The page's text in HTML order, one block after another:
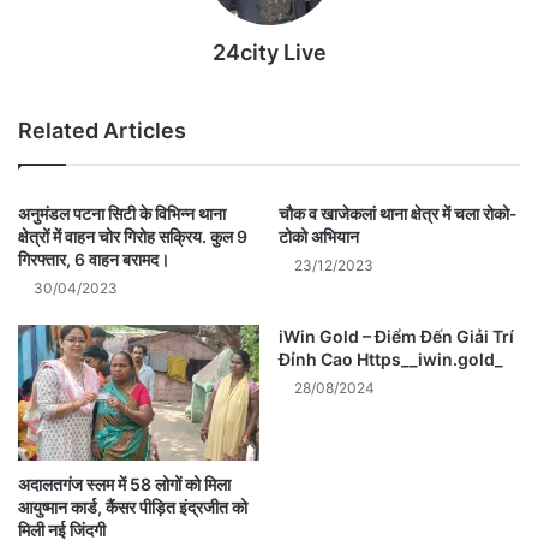
24city Live
Related Articles
अनुमंडल पटना सिटी के विभिन्न थाना
क्षेत्रों में वाहन चोर गिरोह सक्रिय. कुल 9
गिरफ्तार, 6 वाहन बरामद।
30/04/2023
चौक व खाजेकलां थाना क्षेत्र में चला रोको-
टोको अभियान
23/12/2023
अदालतगंज स्लम में 58 लोगों को मिला
आयुष्मान कार्ड, कैंसर पीड़ित इंद्रजीत को
मिली नई जिंदगी
iWin Gold – Điểm Đến Giải Trí
Đỉnh Cao Https__iwin.gold_
28/08/2024